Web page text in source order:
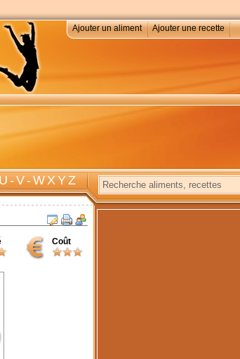
Ajouter un aliment Ajouter une recette
-V-W X Y Z
Coût